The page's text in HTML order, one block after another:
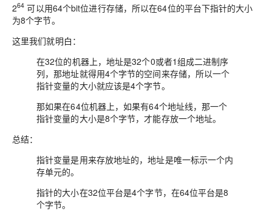
264 可以用64个bit位进行存储，所以在64位的平台下指针的大小
为8个字节。
这里我们就明白：
在32位的机器上，地址是32个0或者1组成二进制序
列，那地址就得用4个字节的空间来存储，所以一个
指针变量的大小就应该是4个字节。
那如果在64位机器上，如果有64个地址线，那一个
指针变量的大小是8个字节，才能存放一个地址。
总结：
指针变量是用来存放地址的，地址是唯一标示一个内
存单元的。
指针的大小在32位平台是4个字节，在64位平台是8
个字节。